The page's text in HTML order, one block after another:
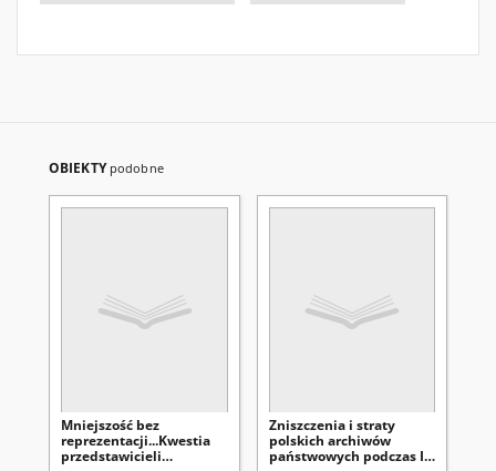
OBIEKTY podobne
Mniejszość bez
reprezentacji...Kwestia
przedstawicieli
Zniszczenia i straty
polskich archiwów
państwowych podczas II